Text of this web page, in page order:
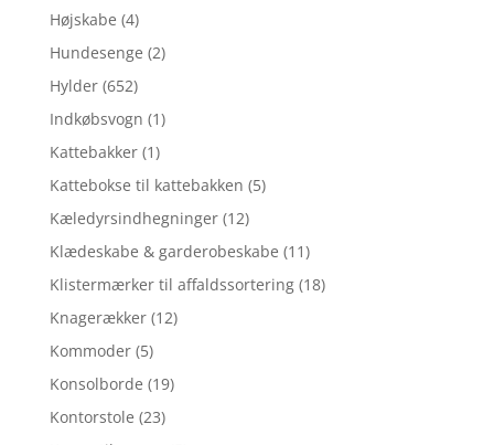
Højskabe (4)
Hundesenge (2)
Hylder (652)
Indkøbsvogn (1)
Kattebakker (1)
Kattebokse til kattebakken (5)
Kæledyrsindhegninger (12)
Klædeskabe & garderobeskabe (11)
Klistermærker til affaldssortering (18)
Knagerækker (12)
Kommoder (5)
Konsolborde (19)
Kontorstole (23)